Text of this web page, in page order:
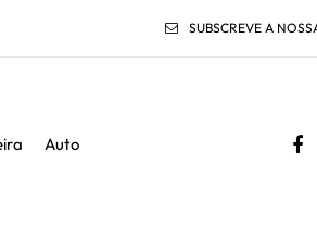
SUBSCREVE A
Auto